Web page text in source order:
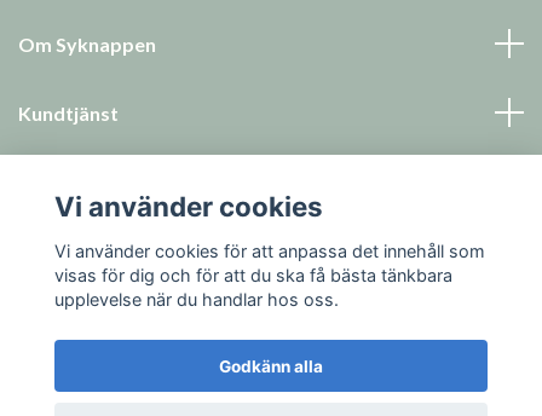
Om Syknappen
Kundtjänst
Sociala medier
Vi använder cookies
Vi använder cookies för att anpassa det innehåll som
visas för dig och för att du ska få bästa tänkbara
upplevelse när du handlar hos oss.
Godkänn alla